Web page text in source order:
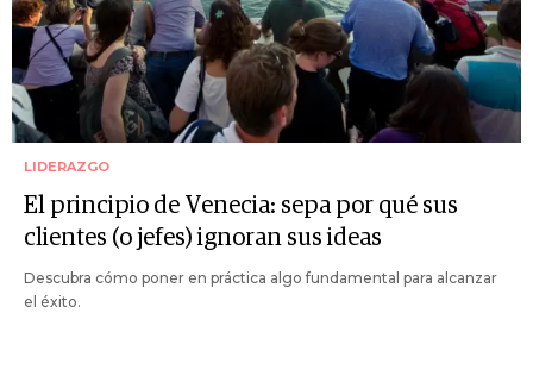
LIDERAZGO
El principio de Venecia: sepa por qué sus
clientes (o jefes) ignoran sus ideas
Descubra cómo poner en práctica algo fundamental para alcanzar
el éxito.